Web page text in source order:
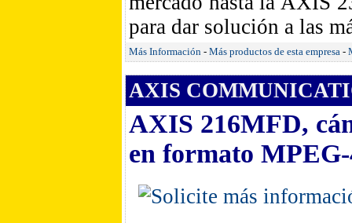
para dar solución a las
Más Información - Más productos de esta empresa -
AXIS
AXIS 216MFD,
en formato